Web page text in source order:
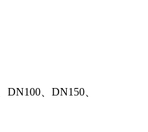
、DN150、